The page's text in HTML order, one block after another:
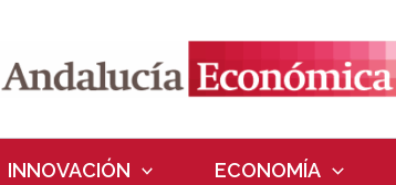
INNOVACIÓN ECONOMÍA